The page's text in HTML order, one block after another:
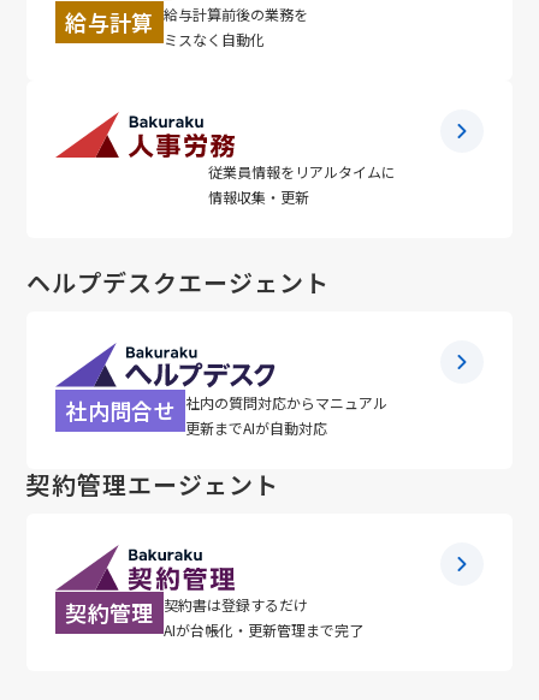
給与計算 給与計算前後の業務を
ミスなく自動化
従業員情報をリアルタイムに
情報収集・更新
ヘルプデスクエージェント
社内問合せ
社内の質問対応からマニュアル
更新までAIが自動対応
契約管理エージェント
契約管理
契約書は登録するだけ
AIが台帳化・更新管理まで完了